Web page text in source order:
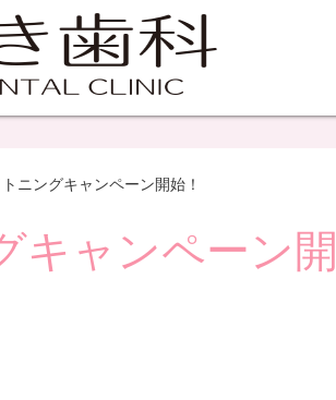
ニングキャンペーン開始！
キャンペーン開